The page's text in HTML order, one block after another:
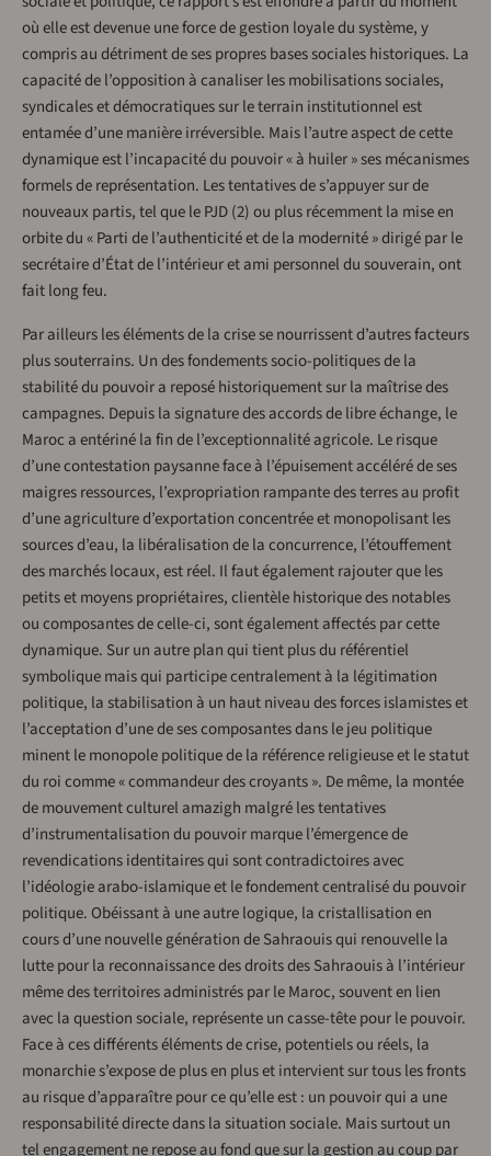
où elle est devenue une force de gestion loyale du système, y
compris au détriment de ses propres bases sociales historiques. La
capacité de l’opposition à canaliser les mobilisations sociales,
syndicales et démocratiques sur le terrain institutionnel est
entamée d’une manière irréversible. Mais l’autre aspect de cette
dynamique est l’incapacité du pouvoir « à huiler » ses mécanismes
formels de représentation. Les tentatives de s’appuyer sur de
nouveaux partis, tel que le PJD (2) ou plus récemment la mise en
orbite du « Parti de l’authenticité et de la modernité » dirigé par le
secrétaire d’État de l’intérieur et ami personnel du souverain, ont
fait long feu.
Par ailleurs les éléments de la crise se nourrissent d’autres facteurs
plus souterrains. Un des fondements socio-politiques de la
stabilité du pouvoir a reposé historiquement sur la maîtrise des
campagnes. Depuis la signature des accords de libre échange, le
Maroc a entériné la fin de l’exceptionnalité agricole. Le risque
d’une contestation paysanne face à l’épuisement accéléré de ses
maigres ressources, l’expropriation rampante des terres au profit
d’une agriculture d’exportation concentrée et monopolisant les
sources d’eau, la libéralisation de la concurrence, l’étouffement
des marchés locaux, est réel. Il faut également rajouter que les
petits et moyens propriétaires, clientèle historique des notables
ou composantes de celle-ci, sont également affectés par cette
dynamique. Sur un autre plan qui tient plus du référentiel
symbolique mais qui participe centralement à la légitimation
politique, la stabilisation à un haut niveau des forces islamistes et
l’acceptation d’une de ses composantes dans le jeu politique
minent le monopole politique de la référence religieuse et le statut
du roi comme « commandeur des croyants ». De même, la montée
de mouvement culturel amazigh malgré les tentatives
d’instrumentalisation du pouvoir marque l’émergence de
revendications identitaires qui sont contradictoires avec
l’idéologie arabo-islamique et le fondement centralisé du pouvoir
politique. Obéissant à une autre logique, la cristallisation en
cours d’une nouvelle génération de Sahraouis qui renouvelle la
lutte pour la reconnaissance des droits des Sahraouis à l’intérieur
même des territoires administrés par le Maroc, souvent en lien
avec la question sociale, représente un casse-tête pour le pouvoir.
Face à ces différents éléments de crise, potentiels ou réels, la
monarchie s’expose de plus en plus et intervient sur tous les fronts
au risque d’apparaître pour ce qu’elle est : un pouvoir qui a une
responsabilité directe dans la situation sociale. Mais surtout un
tel engagement ne repose au fond que sur la gestion au coup par